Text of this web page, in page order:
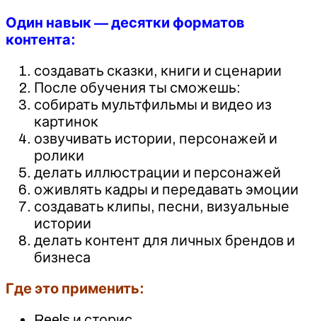
Один навык — десятки форматов
контента:
создавать сказки, книги и сценарии
После обучения ты сможешь:
собирать мультфильмы и видео из
картинок
озвучивать истории, персонажей и
ролики
делать иллюстрации и персонажей
оживлять кадры и передавать эмоции
создавать клипы, песни, визуальные
истории
делать контент для личных брендов и
бизнеса
Где это применить: